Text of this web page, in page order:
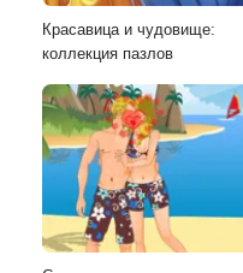
Красавица и чудовище:
коллекция пазлов